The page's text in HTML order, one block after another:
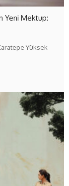
Yeni Mektup:
Yüksek